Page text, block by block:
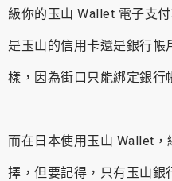
級你的玉山 Wallet 電子支
是玉山的信用卡還是銀行
樣，因為街口只能綁定銀行
而在日本使用玉山 Wallet
擇，但要記得，只有玉山銀